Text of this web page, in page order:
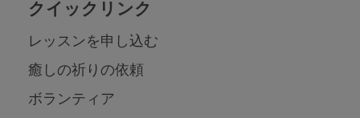
クイックリンク
レッスンを申し込む
癒しの祈りの依頼
ボランティア